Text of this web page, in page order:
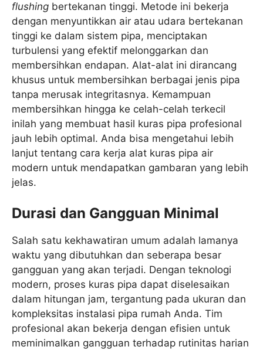
flushing bertekanan tinggi. Metode ini bekerja
dengan menyuntikkan air atau udara bertekanan
tinggi ke dalam sistem pipa, menciptakan
turbulensi yang efektif melonggarkan dan
membersihkan endapan. Alat-alat ini dirancang
khusus untuk membersihkan berbagai jenis pipa
tanpa merusak integritasnya. Kemampuan
membersihkan hingga ke celah-celah terkecil
inilah yang membuat hasil kuras pipa profesional
jauh lebih optimal. Anda bisa mengetahui lebih
lanjut tentang cara kerja alat kuras pipa air
modern untuk mendapatkan gambaran yang lebih
jelas.
Durasi dan Gangguan Minimal
Salah satu kekhawatiran umum adalah lamanya
waktu yang dibutuhkan dan seberapa besar
gangguan yang akan terjadi. Dengan teknologi
modern, proses kuras pipa dapat diselesaikan
dalam hitungan jam, tergantung pada ukuran dan
kompleksitas instalasi pipa rumah Anda. Tim
profesional akan bekerja dengan efisien untuk
meminimalkan gangguan terhadap rutinitas harian